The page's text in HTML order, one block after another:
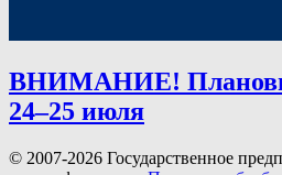
ВНИМАНИЕ!
24–25 июля
© 2007-2026 Государственное